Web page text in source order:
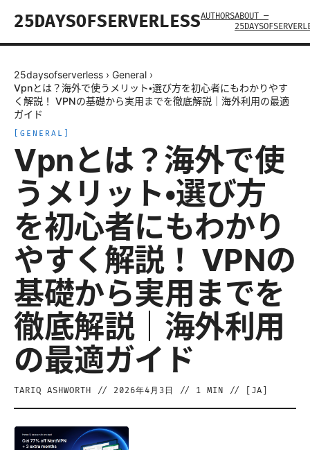
25DAYSOFSERVERLESSAUTHORSABOUT —
25daysofserverless › General ›
Vpnとは？海外で使うメリット・選び方を初心者にもわかりやす
く解説！ VPNの基礎から実用までを徹底解説｜海外利用の最適
ガイド
GENERAL
Vpnとは？海外で使
うメリット・選び方
を初心者にもわかり
やすく解説！ VPNの
基礎から実用までを
徹底解説｜海外利用
の最適ガイド
TARIQ ASHWORTH // 2026年4月3日 // 1 MIN // [ JA